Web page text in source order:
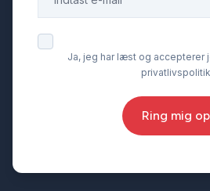
Ja, jeg har læst og accepterer
privatlivspolitik
Ring mig op